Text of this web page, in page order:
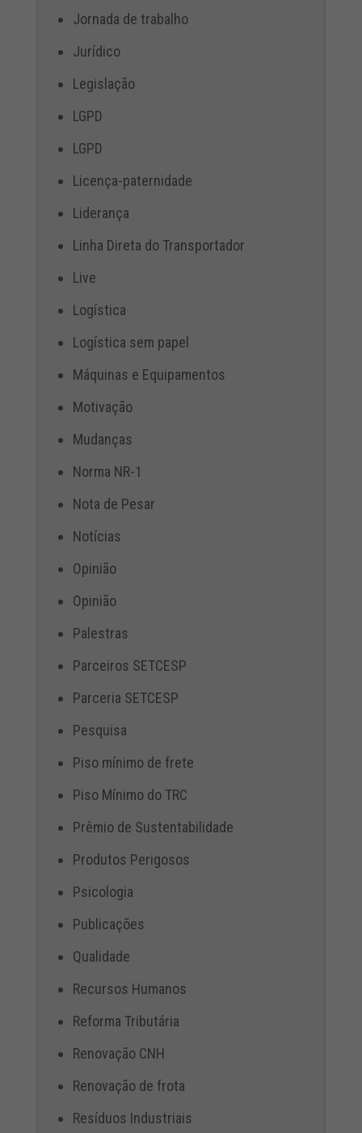
Jornada de trabalho
Jurídico
Legislação
LGPD
LGPD
Licença-paternidade
Liderança
Linha Direta do Transportador
Live
Logística
Logística sem papel
Máquinas e Equipamentos
Motivação
Mudanças
Norma NR-1
Nota de Pesar
Notícias
Opinião
Opinião
Palestras
Parceiros SETCESP
Parceria SETCESP
Pesquisa
Piso mínimo de frete
Piso Mínimo do TRC
Prêmio de Sustentabilidade
Produtos Perigosos
Psicologia
Publicações
Qualidade
Recursos Humanos
Reforma Tributária
Renovação CNH
Renovação de frota
Resíduos Industriais